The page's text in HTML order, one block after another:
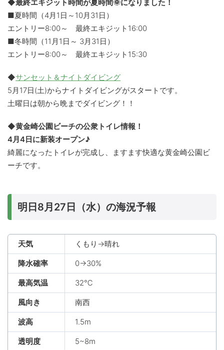
◆最終エキジット時間が夏時間🌞になりました！
■夏時間（4月1日～10月31日）
エントリー8:00～ 最終エキジット16:00
■冬時間（11月1日～ 3月31日）
エントリー8:00～ 最終エキジット15:30
◆サンセット＆ナイトダイビング
5月17日(土)からナイトダイビングがスタートです。
土曜日は朝から晩までダイビング！！
◆黄金崎公園ビーチの公衆トイレ情報！
4月4日に新装オープン♪
綺麗になったトイレが完成し、ますます快適な黄金崎公園ビ
ーチです。
明日8月27日（水）の海況予報
天気 くもり→晴れ
降水確率 0→30%
最高気温 32℃
風向き 南西
波高 1.5m
透明度 5~8m